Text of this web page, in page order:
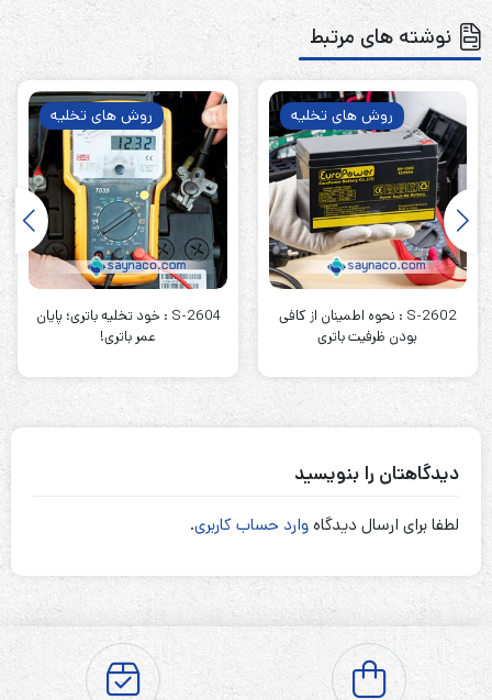
نوشته های مرتبط
روش های تخلیه
S-2602 : نحوه اطمینان از کافی
بودن ظرفیت باتری
روش های تخلیه
S-2604 : خود تخلیه باتری؛ پایان
عمر باتری!
دیدگاهتان را بنویسید
لطفا برای ارسال دیدگاهوارد حساب کاربری.